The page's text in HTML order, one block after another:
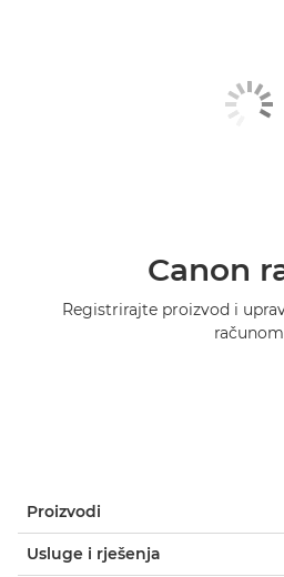
Canon
Registrirajte proizvod i
računom
Proizvodi
Usluge i rješenja